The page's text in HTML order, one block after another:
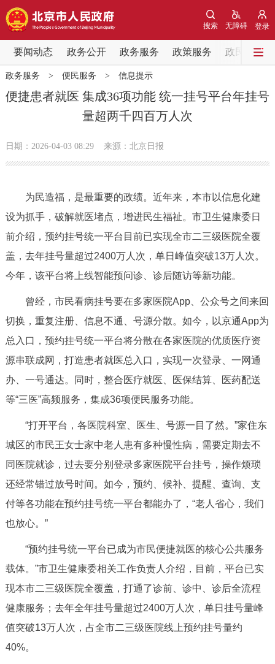
登录
无障碍
搜索
要闻动态 政务公开 政务服务 政策服务 政民互动
要闻动态
党中央精神 国务院信息
会议信息
市领导 机构职能 政策服务
政策兑现 政策解读 回应关切
政务服务
中介服务 阳光政务
12345网上接诉即办 我要咨询 我要建议
参与调查
走进北京
北京概况 十六区概览 人文北京
绿色北京 图说北京 视频北京
多语种
政务服务 > 便民服务 > 信息提示
便捷患者就医 集成36项功能 统一挂号平台年挂号
量超两千四百万人次
日期：2026-04-03 08:29 来源：北京日报
为民造福，是最重要的政绩。近年来，本市以信息化建
设为抓手，破解就医堵点，增进民生福祉。市卫生健康委日
前介绍，预约挂号统一平台目前已实现全市二三级医院全覆
盖，去年挂号量超过2400万人次，单日峰值突破13万人次。
今年，该平台将上线智能预问诊、诊后随访等新功能。
曾经，市民看病挂号要在多家医院App、公众号之间来回
切换，重复注册、信息不通、号源分散。如今，以京通App为
总入口，预约挂号统一平台将分散在各家医院的优质医疗资
源串联成网，打造患者就医总入口，实现一次登录、一网通
办、一号通达。同时，整合医疗就医、医保结算、医药配送
等“三医”高频服务，集成36项便民服务功能。
“打开平台，各医院科室、医生、号源一目了然。”家住东
城区的市民王女士家中老人患有多种慢性病，需要定期去不
同医院就诊，过去要分别登录多家医院平台挂号，操作烦琐
还经常错过放号时间。如今，预约、候补、提醒、查询、支
付等各功能在预约挂号统一平台都能办了，“老人省心，我们
也放心。”
“预约挂号统一平台已成为市民便捷就医的核心公共服务
载体。”市卫生健康委相关工作负责人介绍，目前，平台已实
现本市二三级医院全覆盖，打通了诊前、诊中、诊后全流程
健康服务；去年全年挂号量超过2400万人次，单日挂号量峰
值突破13万人次，占全市二三级医院线上预约挂号量约
40%。